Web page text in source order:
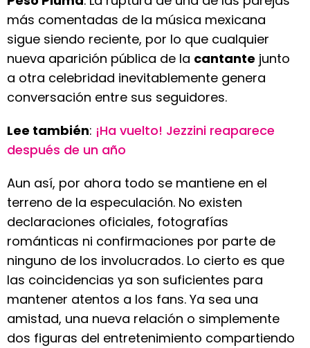
más comentadas de la música mexicana
sigue siendo reciente, por lo que cualquier
nueva aparición pública de la cantante junto
a otra celebridad inevitablemente genera
conversación entre sus seguidores.
Lee también: ¡Ha vuelto! Jezzini reaparece
después de un año
Aun así, por ahora todo se mantiene en el
terreno de la especulación. No existen
declaraciones oficiales, fotografías
románticas ni confirmaciones por parte de
ninguno de los involucrados. Lo cierto es que
las coincidencias ya son suficientes para
mantener atentos a los fans. Ya sea una
amistad, una nueva relación o simplemente
dos figuras del entretenimiento compartiendo